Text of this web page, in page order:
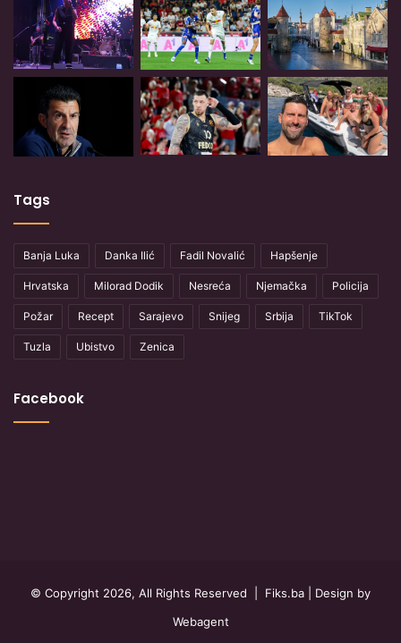
Tags
Banja Luka Danka Ilić Fadil Novalić Hapšenje
Hrvatska Milorad Dodik Nesreća Njemačka Policija
Požar Recept Sarajevo Snijeg Srbija TikTok
Tuzla Ubistvo Zenica
Facebook
© Copyright 2026, All Rights Reserved | Fiks.ba | Design by
Webagent